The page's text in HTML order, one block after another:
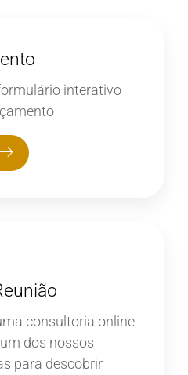
interativo
consultoria online
dos nossos
para descobrir